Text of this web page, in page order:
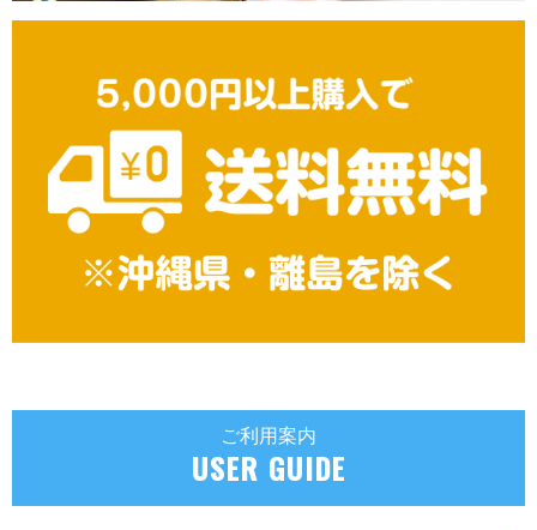
ご利用案内
USER GUIDE